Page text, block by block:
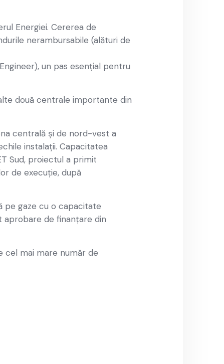
Energiei. Cererea de
nerambursabile (alături de
un pas esențial pentru
două centrale importante din
centrală și de nord-vest a
instalații. Capacitatea
Sud, proiectul a primit
de execuție, după
pe gaze cu o capacitate
aprobare de finanțare din
cel mai mare număr de